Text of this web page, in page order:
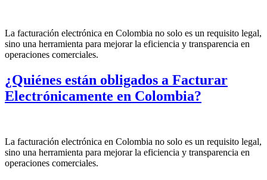
La facturación electrónica en Colombia no solo es un requisito legal,
sino una herramienta para mejorar la eficiencia y transparencia en
operaciones comerciales.
¿Quiénes están obligados a Facturar
Electrónicamente en Colombia?
La facturación electrónica en Colombia no solo es un requisito legal,
sino una herramienta para mejorar la eficiencia y transparencia en
operaciones comerciales.